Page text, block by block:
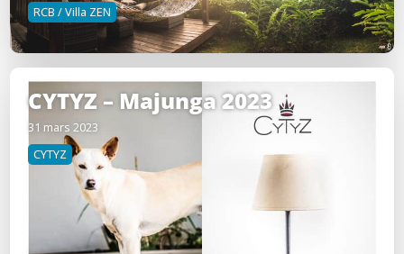
RCB / Villa ZEN
CYTYZ – Majunga 2023
31 mars 2023
CYTYZ